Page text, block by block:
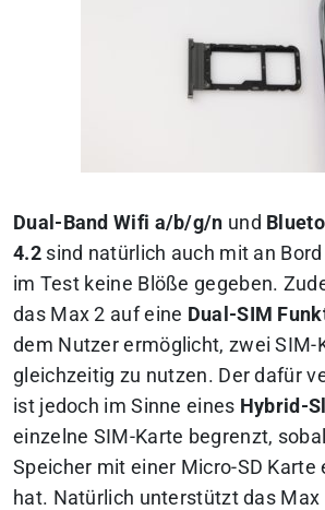
Dual-Band Wifi a/b/g/n und
4.2sind natürlich auch mit an
im Test keine Blöße gegeben.
das Max 2 auf eine Dual-SIM
dem Nutzer ermöglicht, zwei SIM-
gleichzeitig zu nutzen. Der dafür
ist jedoch im Sinne eines Hybrid-
einzelne SIM-Karte begrenzt,
Speicher mit einer Micro-SD Karte
hat. Natürlich unterstützt das Max